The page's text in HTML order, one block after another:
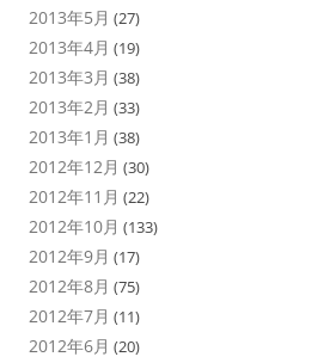
2013年5月 (27)
2013年4月 (19)
2013年3月 (38)
2013年2月 (33)
2013年1月 (38)
2012年12月 (30)
2012年11月 (22)
2012年10月 (133)
2012年9月 (17)
2012年8月 (75)
2012年7月 (11)
2012年6月 (20)